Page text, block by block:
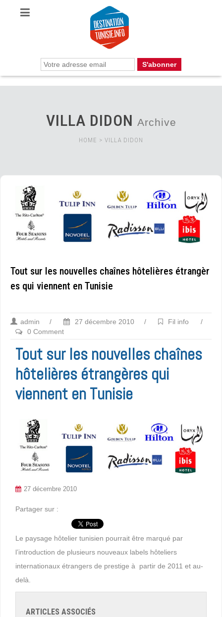
VILLA DIDON Archive
HOME > VILLA DIDON
Tout sur les nouvelles chaînes hôtelières étrangèr
es qui viennent en Tunisie
admin / 27 décembre 2010 / Fil info
/
0 Comment
Tout sur les nouvelles chaînes
hôtelières étrangères qui
viennent en Tunisie
27 décembre 2010
Partager sur :
Le paysage hôtelier tunisien pourrait être marqué par
l’introduction de plusieurs nouveaux labels hôteliers
internationaux étrangers de prestige à partir de 2011 et au-
delà.
ARTICLES ASSOCIÉS